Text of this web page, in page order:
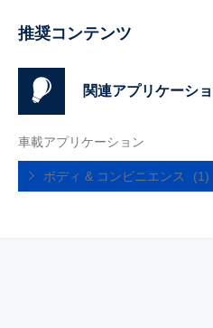
推奨コンテンツ
関連アプリケーシ
車載アプリケーション
ボディ & コンビニエンス (1)